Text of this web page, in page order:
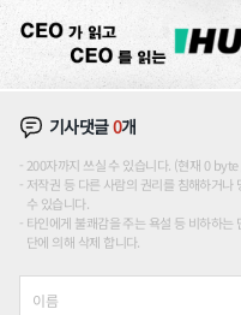
기사댓글0개
200자까지 쓰실 수 있습니다. (현재 0
저작권 등 다른 사람의 권리를 침해하거
수 있습니다.
타인에게 불쾌감을 주는 욕설 등 비하하
단에 의해 삭제 합니다.